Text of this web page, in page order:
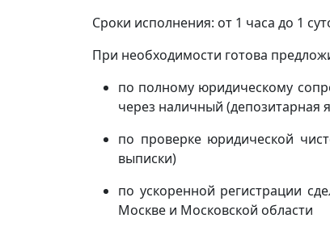
Сроки исполнения: от 1 часа до 1
При необходимости готова
по полному юридическому
через наличный (депозитарная
по проверке юридической
выписки)
по ускоренной регистрации
Москве и Московской области